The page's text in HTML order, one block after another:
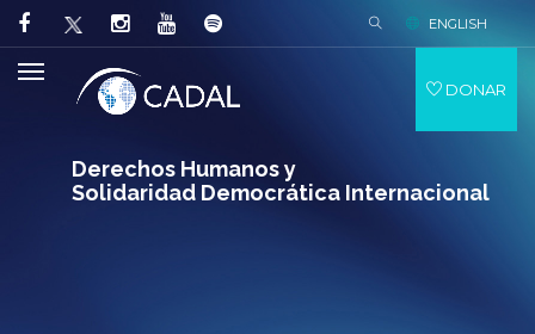
Derechos Humanos y
Solidaridad Democrática Internacional
ENGLISH
DONAR